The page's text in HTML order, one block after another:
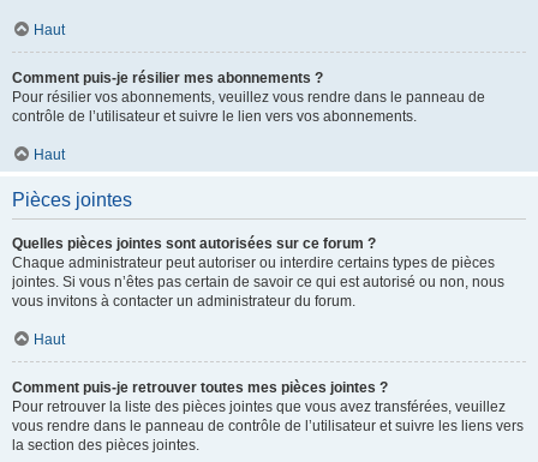
Haut
Comment puis-je résilier mes abonnements ?
Pour résilier vos abonnements, veuillez vous rendre dans le panneau de
contrôle de l’utilisateur et suivre le lien vers vos abonnements.
Haut
Pièces jointes
Quelles pièces jointes sont autorisées sur ce forum ?
Chaque administrateur peut autoriser ou interdire certains types de pièces
jointes. Si vous n’êtes pas certain de savoir ce qui est autorisé ou non, nous
vous invitons à contacter un administrateur du forum.
Haut
Comment puis-je retrouver toutes mes pièces jointes ?
Pour retrouver la liste des pièces jointes que vous avez transférées, veuillez
vous rendre dans le panneau de contrôle de l’utilisateur et suivre les liens vers
la section des pièces jointes.